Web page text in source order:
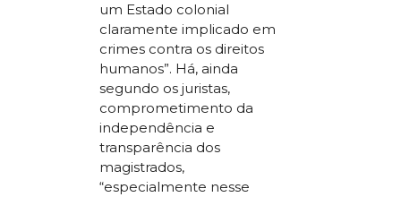
um Estado colonial
claramente implicado em
crimes contra os direitos
humanos”. Há, ainda
segundo os juristas,
comprometimento da
independência e
transparência dos
magistrados,
“especialmente nesse